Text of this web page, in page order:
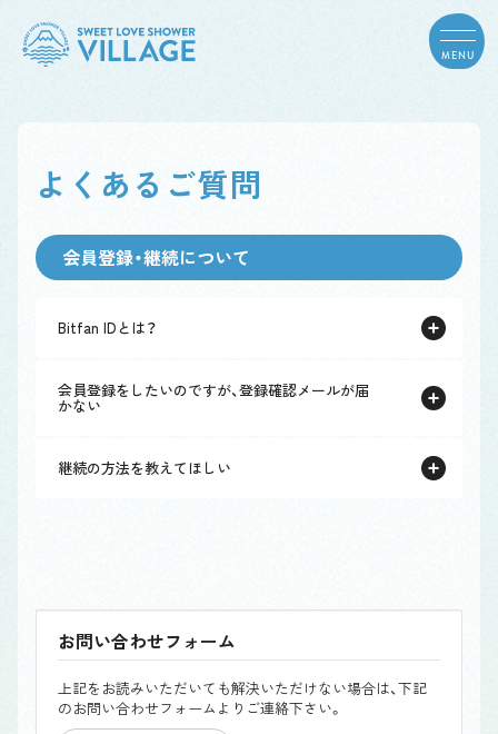
MENU
よくあるご質問
会員登録・継続について
Bitfan IDとは？
会員登録をしたいのですが、登録確認メールが届
かない
継続の方法を教えてほしい
お問い合わせフォーム
上記をお読みいただいても解決いただけない場合は、下記
のお問い合わせフォームよりご連絡下さい。